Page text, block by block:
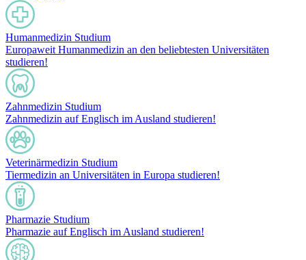
Humanmedizin Studium
Europaweit Humanmedizin an den beliebtesten Universitäten
studieren!
Zahnmedizin Studium
Zahnmedizin auf Englisch im Ausland studieren!
Veterinärmedizin Studium
Tiermedizin an Universitäten in Europa studieren!
Pharmazie Studium
Pharmazie auf Englisch im Ausland studieren!